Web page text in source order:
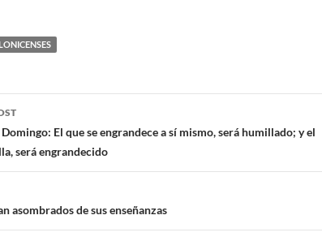
El que se engrandece a sí mismo, será humillado; y el
será engrandecido
asombrados de sus enseñanzas